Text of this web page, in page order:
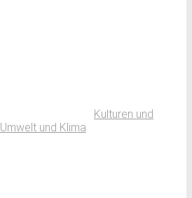
Kulturen und
Umwelt und Klima